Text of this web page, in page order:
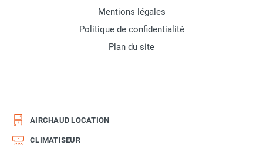
Mentions légales
Politique de confidentialité
Plan du site
AIRCHAUD LOCATION
CLIMATISEUR